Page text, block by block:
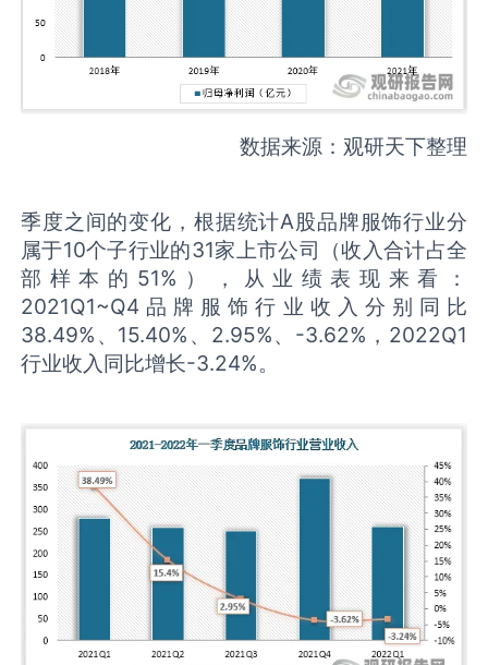
数据来源：观研天下整理
季度之间的变化，根据统计A股品牌服饰行业分
属于10个子行业的31家上市公司（收入合计占全
部样本的51%），从业绩表现来看：
2021Q1~Q4品牌服饰行业收入分别同比
38.49%、15.40%、2.95%、-3.62%，2022Q1
行业收入同比增长-3.24%。